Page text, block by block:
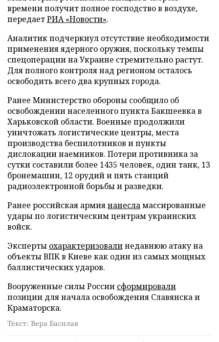
времени получит полное господство в воздухе,
передаетРИА «Новости».
Аналитик подчеркнул отсутствие необходимости
применения ядерного оружия, поскольку темпы
спецоперации на Украине стремительно растут.
Для полного контроля над регионом осталось
освободить всего два крупных города.
Ранее Министерство обороны сообщило об
освобождении населенного пункта Бакшеевка в
Харьковской области. Военные продолжили
уничтожать логистические центры, места
производства беспилотников и пункты
дислокации наемников. Потери противника за
сутки составили более 1435 человек, один танк, 13
бронемашин, 12 орудий и пять станций
радиоэлектронной борьбы и разведки.
Ранее российская армиянанесламассированные
удары по логистическим центрам украинских
войск.
Эксперты охарактеризовалинедавнюю атаку на
объекты ВПК в Киеве как один из самых мощных
баллистических ударов.
Вооруженные силы России сформировали
позиции для начала освобождения Славянска и
Краматорска.
Текст: Вера Басилая